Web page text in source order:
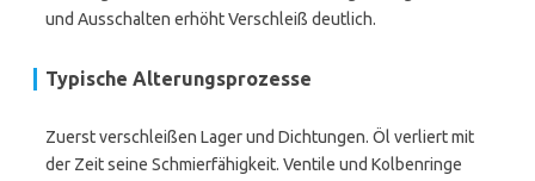
und Ausschalten erhöht Verschleiß deutlich.
Typische Alterungsprozesse
Zuerst verschleißen Lager und Dichtungen. Öl verliert mit
der Zeit seine Schmierfähigkeit. Ventile und Kolbenringe